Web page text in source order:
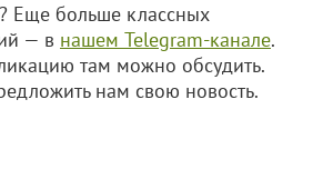
Еще больше классных
— в нашем Telegram-канале.
там можно обсудить.
нам свою новость.